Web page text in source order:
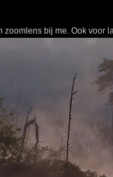
bij me. Ook voor